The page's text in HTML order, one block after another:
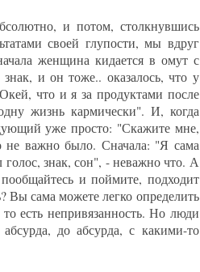
и потом, столкнувшись
своей глупости, мы вдруг
женщина кидается в омут с
и он тоже.. оказалось, что у
что и я за продуктами после
жизнь кармически". И, когда
уже просто: "Скажите мне,
не важно было. Сначала: "Я сама
знак, сон", - неважно что. А
и поймите, подходит
Вы сама можете легко определить
есть непривязанность. Но люди
до абсурда, с какими-то